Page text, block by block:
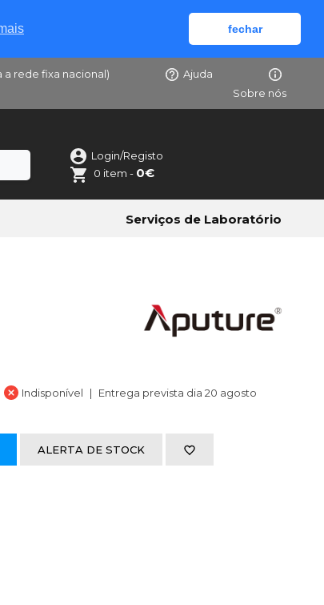
fechar
a rede fixa nacional)
Ajuda
Sobre nós
Login/Registo
0 item - 0€
Serviços de Laboratório
Indisponível Entrega prevista dia 20 agosto
ALERTA DE STOCK